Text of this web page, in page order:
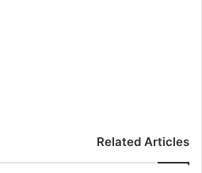
Related Articles